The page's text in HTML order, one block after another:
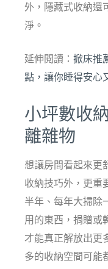
外，隱藏式收納還
淨。
延伸閱讀： 掀床推
點，讓你睡得安心
小坪數收
離雜物
想讓房間看起來更
收納技巧外，更重
半年、每年大掃除
用的東西，捐贈或
才能真正解放出更
多的收納空間可能